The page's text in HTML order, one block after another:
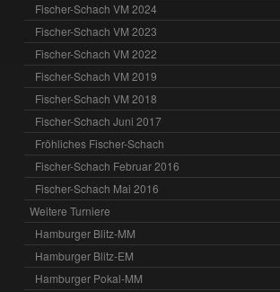
Fischer-Schach VM 2024
Fischer-Schach VM 2023
Fischer-Schach VM 2022
Fischer-Schach VM 2019
Fischer-Schach VM 2018
Fischer-Schach Juni 2017
Fröhliches Fischer-Schach
Fischer-Schach Februar 2016
Fischer-Schach Mai 2016
Weitere Turniere
Hamburger Blitz-MM
Hamburger Blitz-EM
Hamburger Pokal-MM